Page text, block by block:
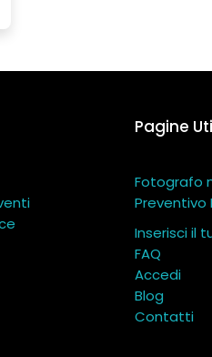
Pagine
Fotografo
Preventivo
Inserisci il
FAQ
Accedi
Blog
Contatti